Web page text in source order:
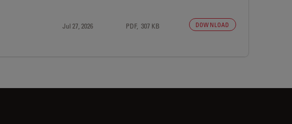
Jul 27, 2026 PDF, 307 KB DOWNLOAD